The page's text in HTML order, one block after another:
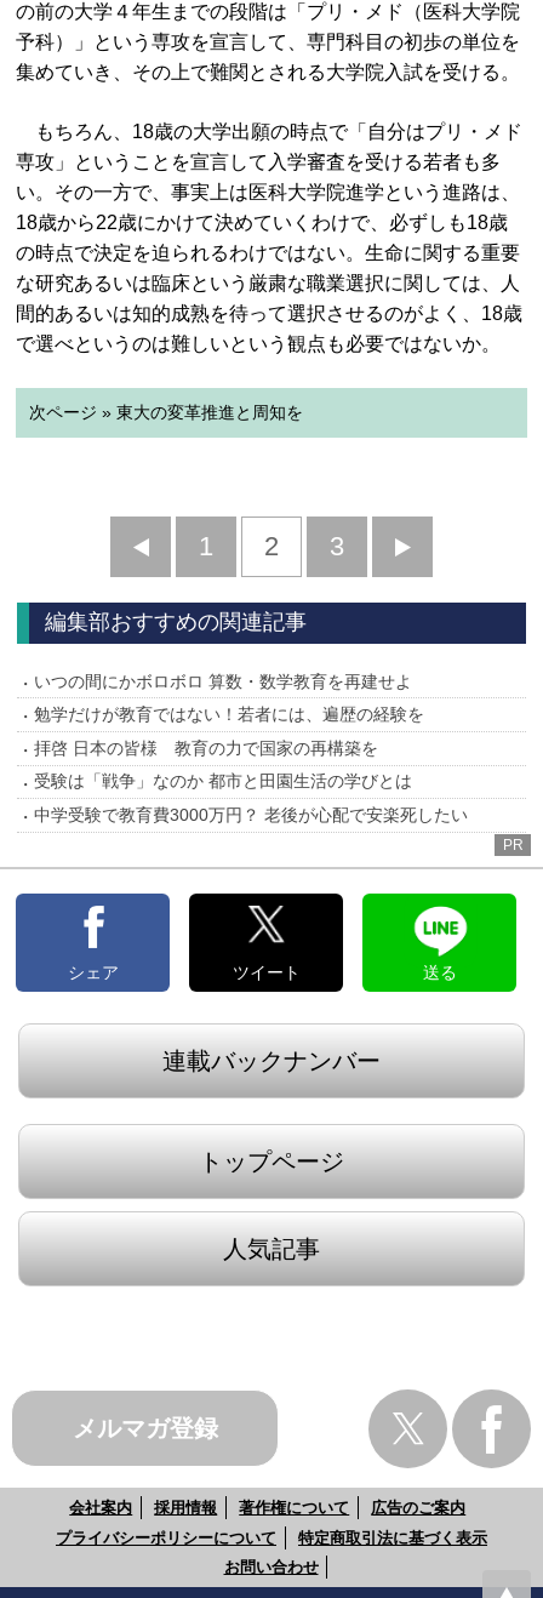
の前の大学４年生までの段階は「プリ・メド（医科大学院
予科）」という専攻を宣言して、専門科目の初歩の単位を
集めていき、その上で難関とされる大学院入試を受ける。
もちろん、18歳の大学出願の時点で「自分はプリ・メド
専攻」ということを宣言して入学審査を受ける若者も多
い。その一方で、事実上は医科大学院進学という進路は、
18歳から22歳にかけて決めていくわけで、必ずしも18歳
の時点で決定を迫られるわけではない。生命に関する重要
な研究あるいは臨床という厳粛な職業選択に関しては、人
間的あるいは知的成熟を待って選択させるのがよく、18歳
で選べというのは難しいという観点も必要ではないか。
次ページ » 東大の変革推進と周知を
前
へ
1 2 3
へ
編集部おすすめの関連記事
いつの間にかボロボロ 算数・数学教育を再建せよ
勉学だけが教育ではない！若者には、遍歴の経験を
拝啓 日本の皆様 教育の力で国家の再構築を
受験は「戦争」なのか 都市と田園生活の学びとは
中学受験で教育費3000万円？ 老後が心配で安楽死したい
PR
シェア ツイート 送る
連載バックナンバー
トップページ
人気記事
メルマガ登録
会社案内 採用情報 著作権について
広告のご案内
プライバシーポリシーについて
特定商取引法に基づく表示
お問い合わせ